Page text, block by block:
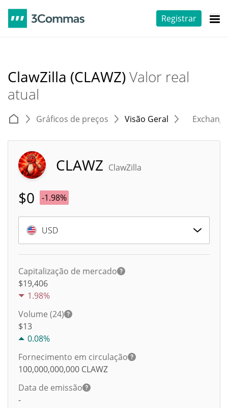
Registrar
ClawZilla (CLAWZ)Valor real
atual
Gráficos de preços Visão Geral
CLAWZ ClawZilla
$0 -1.98%
USD
Capitalização de mercado
$19,406
1.98%
Volume (24)
$13
0.08%
Fornecimento em circulação
100,000,000,000 CLAWZ
Data de emissão
-